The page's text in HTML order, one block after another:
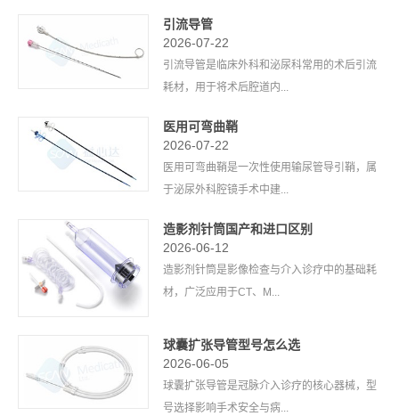
引流导管
2026-07-22
引流导管是临床外科和泌尿科常用的术后引流
耗材，用于将术后腔道内...
医用可弯曲鞘
2026-07-22
医用可弯曲鞘是一次性使用输尿管导引鞘，属
于泌尿外科腔镜手术中建...
造影剂针筒国产和进口区别
2026-06-12
造影剂针筒是影像检查与介入诊疗中的基础耗
材，广泛应用于CT、M...
球囊扩张导管型号怎么选
2026-06-05
球囊扩张导管是冠脉介入诊疗的核心器械，型
号选择影响手术安全与病...